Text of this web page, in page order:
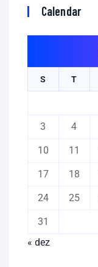
Calendar
S T
3 4
10 11
17 18
24 25
31
« dez